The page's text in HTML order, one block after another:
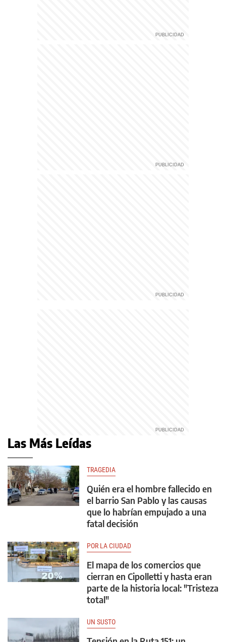
Las Más Leídas
TRAGEDIA
Quién era el hombre fallecido en
el barrio San Pablo y las causas
que lo habrían empujado a una
fatal decisión
POR LA CIUDAD
El mapa de los comercios que
cierran en Cipolletti y hasta eran
parte de la historia local: "Tristeza
total"
UN SUSTO